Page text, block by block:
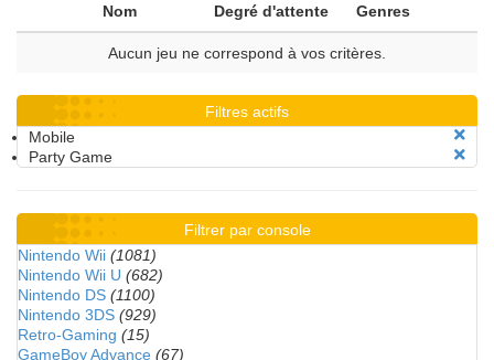
Nom Degré d'attente Genres
Aucun jeu ne correspond à vos critères.
Filtres actifs
Mobile
Party Game
Filtrer par console
Nintendo Wii (1081)
Nintendo Wii U (682)
Nintendo DS (1100)
Nintendo 3DS (929)
Retro-Gaming (15)
GameBoy Advance (67)